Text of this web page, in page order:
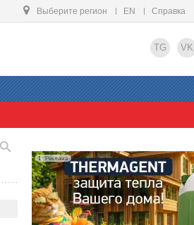
Выберите регион EN Справка
TG VK
Реклама